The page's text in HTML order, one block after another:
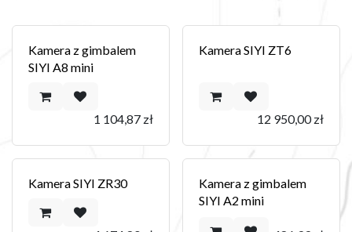
Kamera z gimbalem
SIYI A8 mini
1 104,87zł
Kamera SIYI ZT6
12 950,00zł
Kamera SIYI ZR30
Kamera z gimbalem
SIYI A2 mini